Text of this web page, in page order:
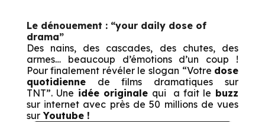
Le dénouement : “your daily dose of
drama”
Des nains, des cascades, des chutes, des
armes… beaucoup d’émotions d’un coup !
Pour finalement révéler le slogan “Votre dose
quotidiennede films dramatiques sur
TNT”. Une idée originale qui a fait le buzz
sur internet avec près de 50 millions de vues
surYoutube !